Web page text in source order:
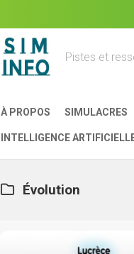
Pistes et
À PROPOS SIMULACRES
INTELLIGENCE
Évolution